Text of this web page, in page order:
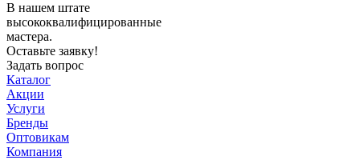
В нашем штате
высококвалифицированные
мастера.
Оставьте заявку!
Задать вопрос
Каталог
Акции
Услуги
Бренды
Оптовикам
Компания